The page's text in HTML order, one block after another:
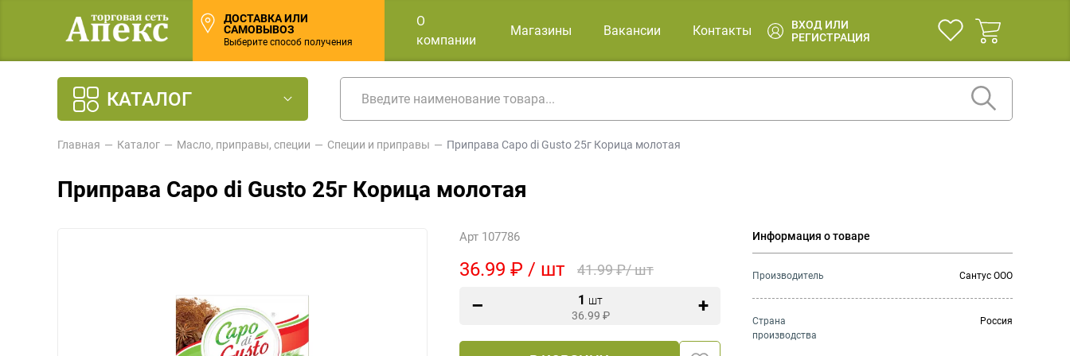
ДОСТАВКА ИЛИ
САМОВЫВОЗ
Выберите способ получения
О
компании
Магазины Вакансии Контакты
ВХОД ИЛИ
РЕГИСТРАЦИЯ
КАТАЛОГ
Главная Каталог Масло, приправы, специи Специи и приправы Приправа Capo di Gusto 25г Корица молотая
Приправа Capo di Gusto 25г Корица молотая
Арт 107786
36.99 ₽ / шт 41.99 ₽/ шт
1 шт
36.99 ₽
Информация о товаре
Производитель Сантус ООО
Страна
производства
Россия